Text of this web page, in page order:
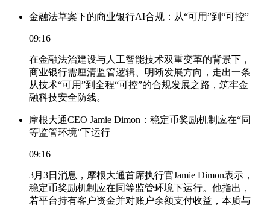
金融法草案下的商业银行AI合规：从“可用”到“可控”
09:16
在金融法治建设与人工智能技术双重变革的背景下，
商业银行需厘清监管逻辑、明晰发展方向，走出一条
从技术“可用”到全程“可控”的合规发展之路，筑牢金
融科技安全防线。
摩根大通CEO Jamie Dimon：稳定币奖励机制应在“同
等监管环境”下运行
09:16
3月3日消息，摩根大通首席执行官Jamie Dimon表示，
稳定币奖励机制应在同等监管环境下运行。他指出，
若平台持有客户资金并对账户余额支付收益，本质与